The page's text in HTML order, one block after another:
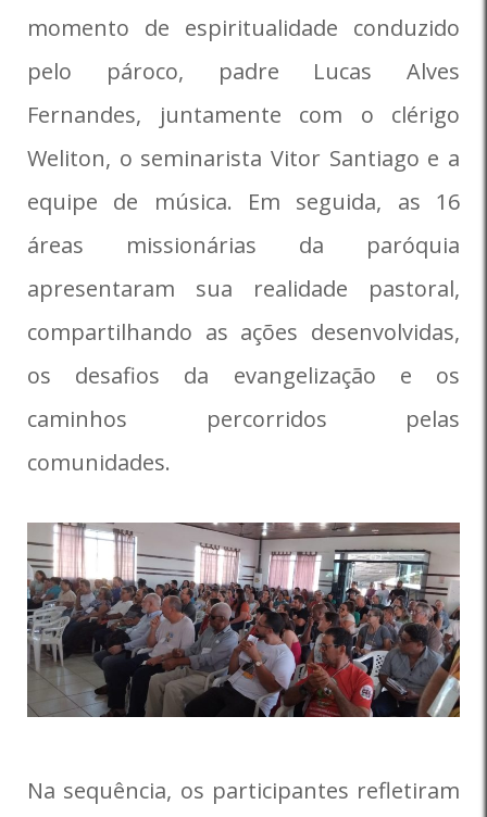
momento de espiritualidade conduzido
pelo pároco, padre Lucas Alves
Fernandes, juntamente com o clérigo
Weliton, o seminarista Vitor Santiago e a
equipe de música. Em seguida, as 16
áreas missionárias da paróquia
apresentaram sua realidade pastoral,
compartilhando as ações desenvolvidas,
os desafios da evangelização e os
caminhos percorridos pelas
comunidades.
Na sequência, os participantes refletiram